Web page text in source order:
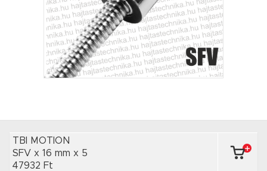
TBI MOTION
SFV x 16 mm x 5
47932 Ft